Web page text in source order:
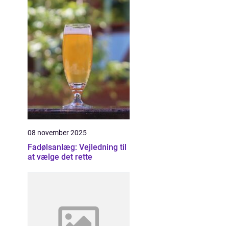
08 november 2025
Fadølsanlæg: Vejledning til
at vælge det rette